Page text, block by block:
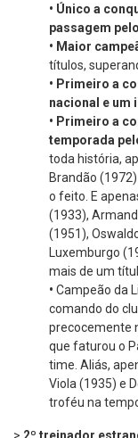
• Único a
passagem
• Maior
títulos,
• Primeiro a
nacional e um
• Primeiro a
temporada
toda história,
Brandão
o feito. E
(1933),
(1951),
Luxemburgo
mais de um
• Campeão da
comando do
precocemente
que faturou o
time. Aliás,
Viola (1935) e
troféu na